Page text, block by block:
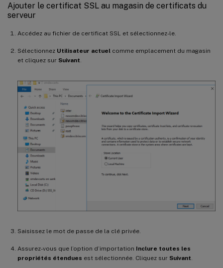
Ajouter le certificat SSL au magasin de certificats du
serveur
Accédez au fichier de certificat SSL et sélectionnez-le.
Sélectionnez Utilisateur actuel comme emplacement du magasin
et cliquez sur Suivant
Saisissez le mot de passe de la clé privée.
Assurez-vous que l’option d’importation Inclure toutes les
propriétés étendues est sélectionnée. Cliquez sur Suivant.